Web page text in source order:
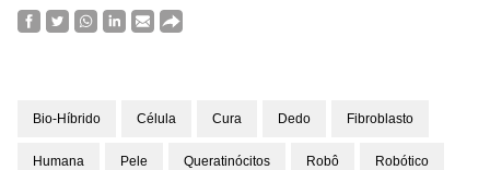
Bio-Híbrido Célula Cura Dedo Fibroblasto
Humana Pele Queratinócitos Robô Robótico